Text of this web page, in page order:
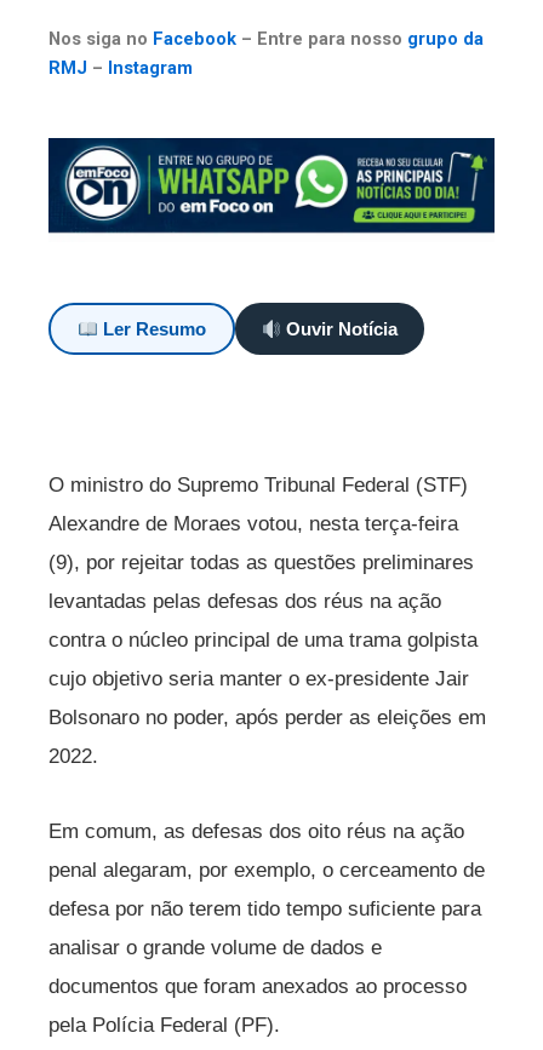
Nos siga no Facebook – Entre para nosso grupo da
RMJ – Instagram
Ler Resumo Ouvir Notícia
O ministro do Supremo Tribunal Federal (STF)
Alexandre de Moraes votou, nesta terça-feira
(9), por rejeitar todas as questões preliminares
levantadas pelas defesas dos réus na ação
contra o núcleo principal de uma trama golpista
cujo objetivo seria manter o ex-presidente Jair
Bolsonaro no poder, após perder as eleições em
2022.
Em comum, as defesas dos oito réus na ação
penal alegaram, por exemplo, o cerceamento de
defesa por não terem tido tempo suficiente para
analisar o grande volume de dados e
documentos que foram anexados ao processo
pela Polícia Federal (PF).